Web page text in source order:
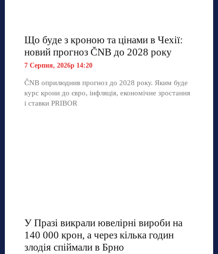
Що буде з кроною та цінами в Чехії:
новий прогноз ČNB до 2028 року
7 Серпня, 2026р 14:20
ČNB оприлюднив прогноз до 2028 року. Яким буде
курс крони до євро, інфляція, економічне зростання
і ставки PRIBOR
У Празі викрали ювелірні вироби на
140 000 крон, а через кілька годин
злодія спіймали в Брно